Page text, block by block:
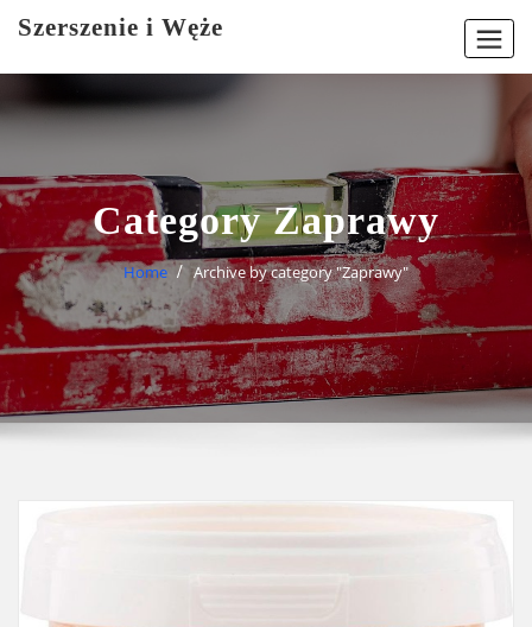
Szerszenie i Węże
Category Zaprawy
Home Archive by category "Zaprawy"